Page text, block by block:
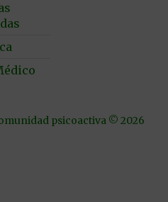
psicoactiva © 2026